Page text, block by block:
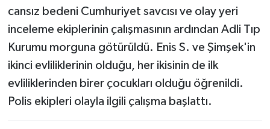
cansız bedeni Cumhuriyet savcısı ve olay yeri
inceleme ekiplerinin çalışmasının ardından Adli Tıp
Kurumu morguna götürüldü. Enis S. ve Şimşek'in
ikinci evliliklerinin olduğu, her ikisinin de ilk
evliliklerinden birer çocukları olduğu öğrenildi.
Polis ekipleri olayla ilgili çalışma başlattı.